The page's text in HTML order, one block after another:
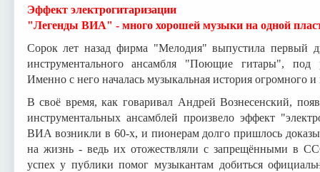
Эффект электрогитаризации
"Легенды ВИА" - много хорошей музыки на одной
Сорок лет назад фирма "Мелодия" выпустила первый
инструментального ансамбля "Поющие гитары", под
Именно с него началась музыкальная история огромного
В своё время, как говаривал Андрей Вознесенский,
инструментальных ансамблей произвело эффект
ВИА возникли в 60-х, и пионерам долго пришлось
на жизнь - ведь их отожествляли с запрещёнными в
успех у публики помог музыкантам добиться